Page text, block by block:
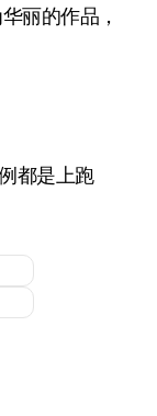
丽的作品，
都是上跑